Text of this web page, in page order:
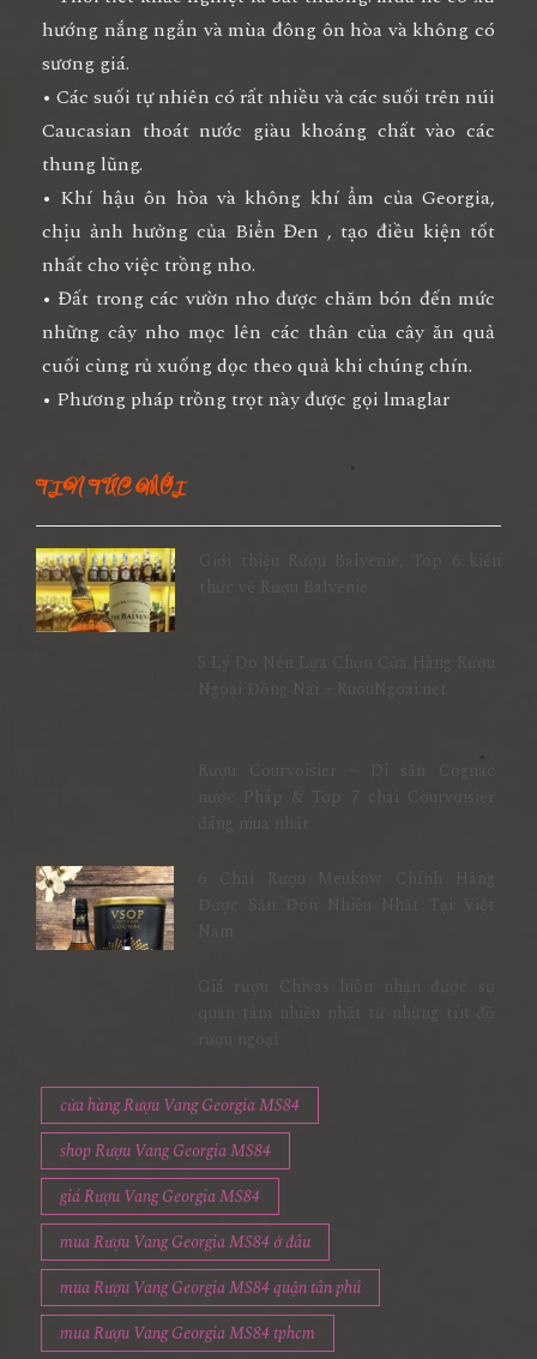
hướng nắng ngắn và mùa đông ôn hòa và không có
sương giá.
• Các suối tự nhiên có rất nhiều và các suối trên núi
Caucasian thoát nước giàu khoáng chất vào các
thung lũng.
• Khí hậu ôn hòa và không khí ẩm của Georgia,
chịu ảnh hưởng của Biển Đen , tạo điều kiện tốt
nhất cho việc trồng nho.
• Đất trong các vườn nho được chăm bón đến mức
những cây nho mọc lên các thân của cây ăn quả
cuối cùng rủ xuống dọc theo quả khi chúng chín.
• Phương pháp trồng trọt này được gọi lmaglar
TIN TỨC MỚI
Ngoại Đồng Nai – RuouNgoai.net
Giá rượu Chivas luôn nhận được sự
quan tâm nhiều nhất từ những tín đồ
cửa hàng Rượu Vang Georgia MS84
shop Rượu Vang Georgia MS84
giá Rượu Vang Georgia MS84
mua Rượu Vang Georgia MS84 ở đâu
mua Rượu Vang Georgia MS84 quận tân phú
mua Rượu Vang Georgia MS84 tphcm